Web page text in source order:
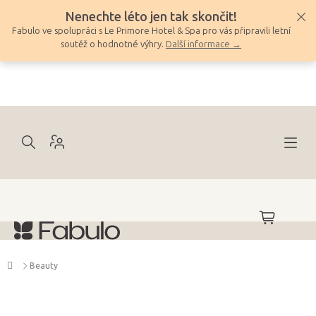
obsah
Nenechte léto jen tak skončit!
Fabulo ve spolupráci s Le Primore Hotel & Spa pro vás připravili letní
soutěž o hodnotné výhry. Další informace →
NÁKUPNÍ
KOŠÍK
Domů
Beauty